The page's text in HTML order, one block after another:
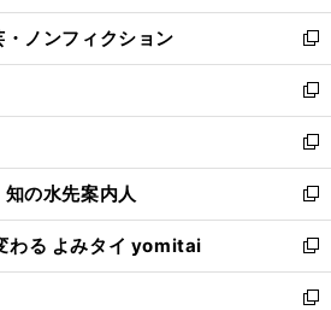
開
く
ウ
で
開
く
ン
ド
ウ
で
開
く
ウ
ィ
ン
ド
ウ
で
開
く
ノンフィクション
新
し
い
ウ
ィ
ン
ド
ウ
で
開
く
新
し
い
ウ
ィ
ン
ド
ウ
で
新
し
い
ウ
ィ
ン
ド
の水先案内人
新
し
い
ウ
ィ
わる よみタイ yomitai
新
し
い
新